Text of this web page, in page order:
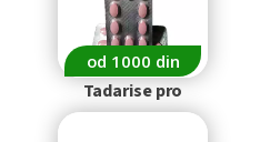
od 1000 din
Tadarise pro